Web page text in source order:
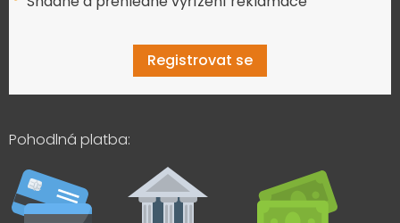
Registrovat se
Pohodlná platba: